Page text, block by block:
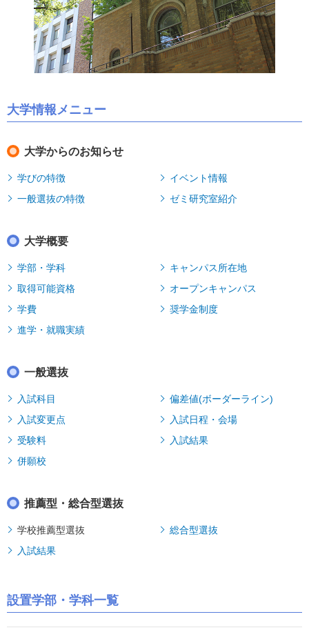
大学情報メニュー
大学からのお知らせ
学びの特徴
イベント情報
一般選抜の特徴
ゼミ研究室紹介
大学概要
学部・学科
キャンパス所在地
取得可能資格
オープンキャンパス
学費
奨学金制度
進学・就職実績
一般選抜
入試科目
偏差値(ボーダーライン)
入試変更点
入試日程・会場
受験料
入試結果
併願校
推薦型・総合型選抜
学校推薦型選抜
総合型選抜
入試結果
設置学部・学科一覧